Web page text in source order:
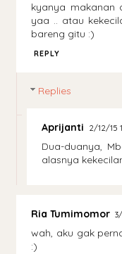
kyanya makanan
yaa .. atau
bareng gitu :)
REPLY
Replies
Aprijanti 2/12/15
Dua-duanya,
alasnya
Ria Tumimomor
wah, aku gak
:)